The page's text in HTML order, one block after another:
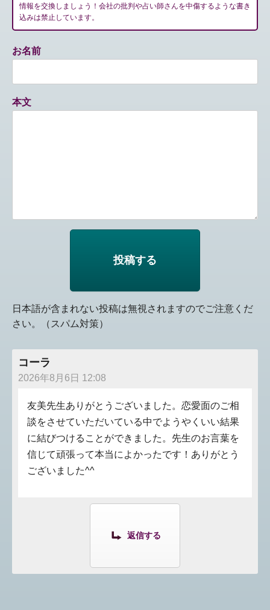
情報を交換しましょう！会社の批判や占い師さんを中傷するような書き
込みは禁止しています。
お名前
本文
日本語が含まれない投稿は無視されますのでご注意くだ
さい。（スパム対策）
コーラ
2026年8月6日 12:08
友美先生ありがとうございました。恋愛面のご相
談をさせていただいている中でようやくいい結果
に結びつけることができました。先生のお言葉を
信じて頑張って本当によかったです！ありがとう
ございました^^
返信する